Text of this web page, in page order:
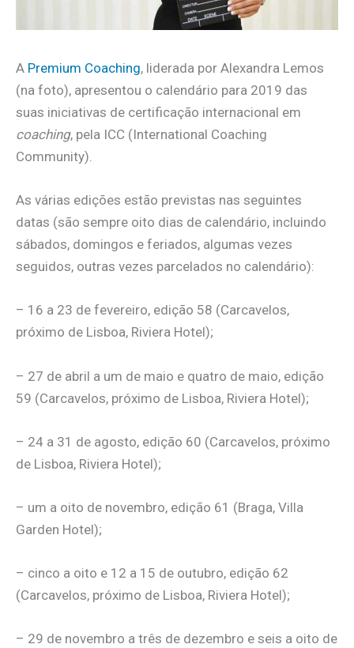
A Premium Coaching, liderada por Alexandra Lemos
(na foto), apresentou o calendário para 2019 das
suas iniciativas de certificação internacional em
coaching, pela ICC (International Coaching
Community).
As várias edições estão previstas nas seguintes
datas (são sempre oito dias de calendário, incluindo
sábados, domingos e feriados, algumas vezes
seguidos, outras vezes parcelados no calendário):
– 16 a 23 de fevereiro, edição 58 (Carcavelos,
próximo de Lisboa, Riviera Hotel);
– 27 de abril a um de maio e quatro de maio, edição
59 (Carcavelos, próximo de Lisboa, Riviera Hotel);
– 24 a 31 de agosto, edição 60 (Carcavelos, próximo
de Lisboa, Riviera Hotel);
– um a oito de novembro, edição 61 (Braga, Villa
Garden Hotel);
– cinco a oito e 12 a 15 de outubro, edição 62
(Carcavelos, próximo de Lisboa, Riviera Hotel);
– 29 de novembro a três de dezembro e seis a oito de